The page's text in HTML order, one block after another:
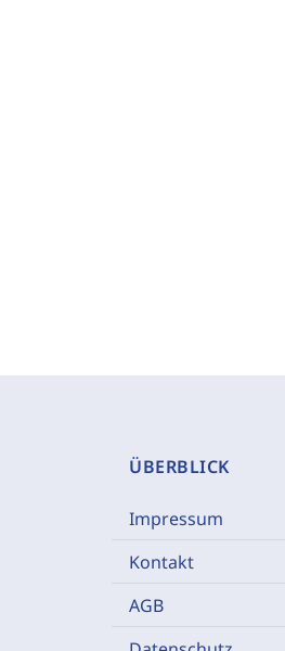
ÜBERBLICK
Impressum
Kontakt
AGB